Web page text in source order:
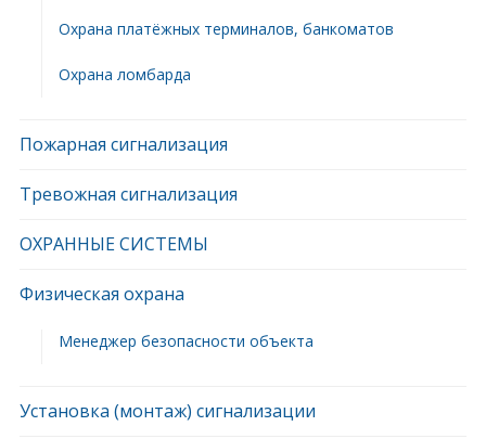
Охрана платёжных терминалов, банкоматов
Охрана ломбарда
Пожарная сигнализация
Тревожная сигнализация
ОХРАННЫЕ СИСТЕМЫ
Физическая охрана
Менеджер безопасности объекта
Установка (монтаж) сигнализации